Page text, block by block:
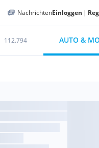
NachrichtenEinloggen |
112.794 AUTO &